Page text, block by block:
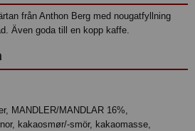
från Anthon Berg med nougatfyllning
Även goda till en kopp kaffe.
kakaosmør/-smör, kakaomasse,